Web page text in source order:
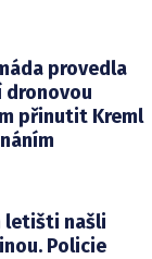
provedla
přinutit Kreml
letišti našli
Policie